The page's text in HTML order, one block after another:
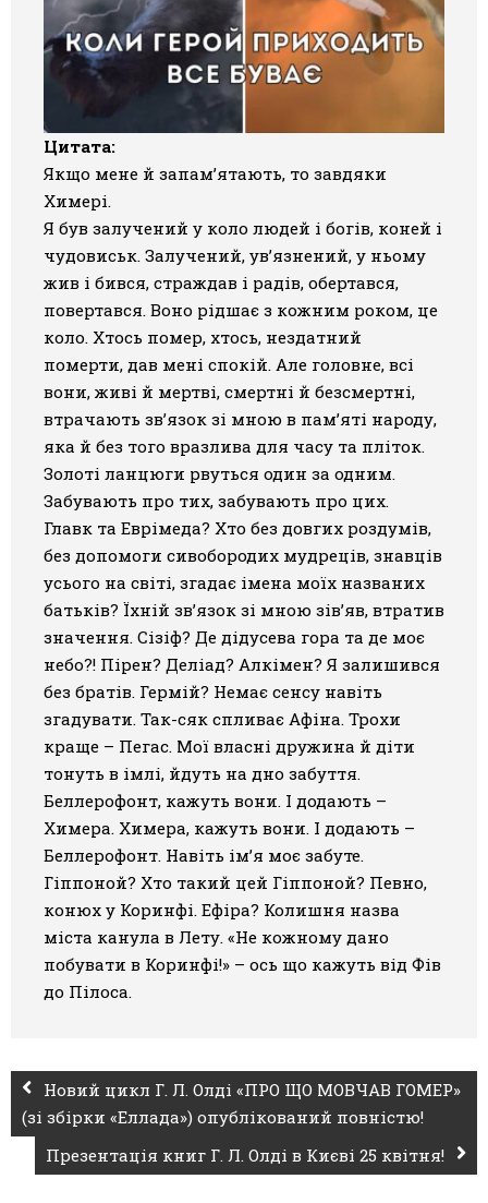
Цитата:
Якщо мене й запам’ятають, то завдяки
Химері.
Я був залучений у коло людей і богів, коней і
чудовиськ. Залучений, ув’язнений, у ньому
жив і бився, страждав і радів, обертався,
повертався. Воно рідшає з кожним роком, це
коло. Хтось помер, хтось, нездатний
померти, дав мені спокій. Але головне, всі
вони, живі й мертві, смертні й безсмертні,
втрачають зв’язок зі мною в пам’яті народу,
яка й без того вразлива для часу та пліток.
Золоті ланцюги рвуться один за одним.
Забувають про тих, забувають про цих.
Главк та Еврімеда? Хто без довгих роздумів,
без допомоги сивобородих мудреців, знавців
усього на світі, згадає імена моїх названих
батьків? Їхній зв’язок зі мною зів’яв, втратив
значення. Сізіф? Де дідусева гора та де моє
небо?! Пірен? Деліад? Алкімен? Я залишився
без братів. Гермій? Немає сенсу навіть
згадувати. Так-сяк спливає Афіна. Трохи
краще – Пегас. Мої власні дружина й діти
тонуть в імлі, йдуть на дно забуття.
Беллерофонт, кажуть вони. І додають –
Химера. Химера, кажуть вони. І додають –
Беллерофонт. Навіть ім’я моє забуте.
Гіппоной? Хто такий цей Гіппоной? Певно,
конюх у Коринфі. Ефіра? Колишня назва
міста канула в Лету. «Не кожному дано
побувати в Коринфі!» – ось що кажуть від Фів
до Пілоса.
Новий цикл Г. Л. Олді «ПРО ЩО МОВЧАВ ГОМЕР»
(зі збірки «Еллада») опублікований повністю!
Презентація книг Г. Л. Олді в Києві 25 квітня!